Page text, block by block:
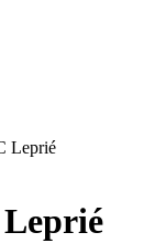
Leprié